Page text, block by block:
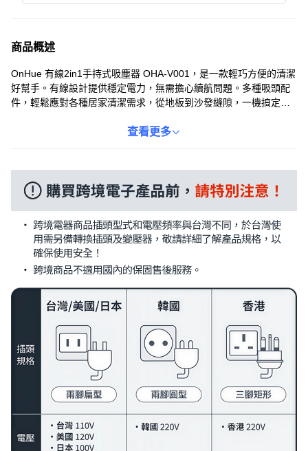
商品概述
OnHue 有線2in1手持式吸塵器 OHA-V001，是一款輕巧方便的清潔
好幫手。有線設計提供穩定電力，無需擔心續航問題。多種吸頭配
件，輕鬆應對各種居家清潔需求，從地板到沙發縫隙，一機搞定。
輕鬆享受潔淨舒適的居家生活。查看更多